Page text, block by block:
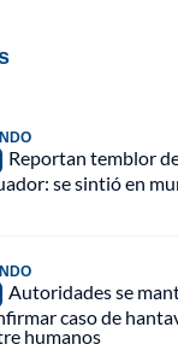
Reportan temblor
se sintió en
Autoridades se
caso de
humanos